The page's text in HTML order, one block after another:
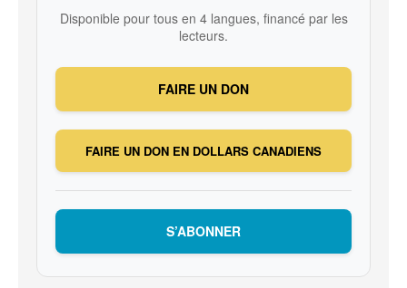
Disponible pour tous en 4 langues, financé par les
lecteurs.
FAIRE UN DON
FAIRE UN DON EN DOLLARS CANADIENS
S’ABONNER